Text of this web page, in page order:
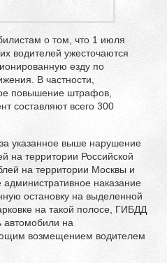
о том, что 1 июля
водителей ужесточаются
езду по
В частности,
повышение штрафов,
составляют всего 300
указанное выше нарушение
на территории Российской
на территории Москвы и
наказание
остановку на выделенной
на такой полосе, ГИБДД
автомобили на
возмещением водителем